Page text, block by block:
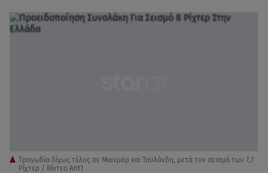
Τραγωδία δίχως τέλος σε Μιανμάρ και Ταϋλάνδη, μετά τον σεισμό των 7,7
Ρίχτερ / Βίντεο Αnt1